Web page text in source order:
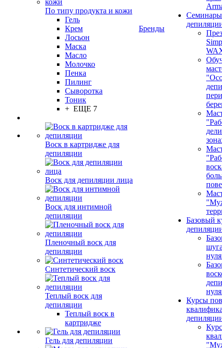
По типу продукта и кожи
Гель
Крем
Лосьон
Маска
Масло
Молочко
Пенка
Пилинг
Сыворотка
Тоник
+ ЕЩЕ 7
Воск в картридже для
депиляции
Воск для депиляции лица
Воск для интимной
депиляции
Пленочный воск для
депиляции
Синтетический воск
Теплый воск для
депиляции
Теплый воск в
картридже
Гель для депиляции
Бренды
Базовый
Курсы